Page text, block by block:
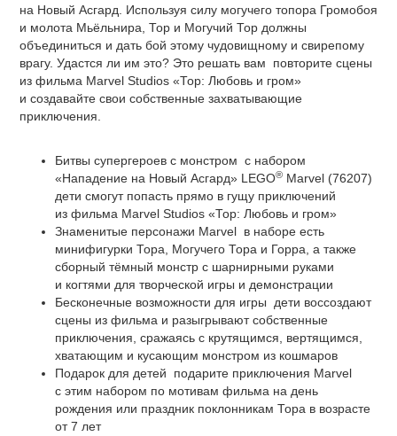
на Новый Асгард. Используя силу могучего топора Громобоя
и молота Мьёльнира, Тор и Могучий Тор должны
объединиться и дать бой этому чудовищному и свирепому
врагу. Удастся ли им это? Это решать вам повторите сцены
из фильма Marvel Studios «Тор: Любовь и гром»
и создавайте свои собственные захватывающие
приключения.
Битвы супергероев с монстром с набором
«Нападение на Новый Асгард» LEGO® Marvel (76207)
дети смогут попасть прямо в гущу приключений
из фильма Marvel Studios «Тор: Любовь и гром»
Знаменитые персонажи Marvel в наборе есть
минифигурки Тора, Могучего Тора и Горра, а также
сборный тёмный монстр с шарнирными руками
и когтями для творческой игры и демонстрации
Бесконечные возможности для игры дети воссоздают
сцены из фильма и разыгрывают собственные
приключения, сражаясь с крутящимся, вертящимся,
хватающим и кусающим монстром из кошмаров
Подарок для детей подарите приключения Marvel
с этим набором по мотивам фильма на день
рождения или праздник поклонникам Тора в возрасте
от 7 лет